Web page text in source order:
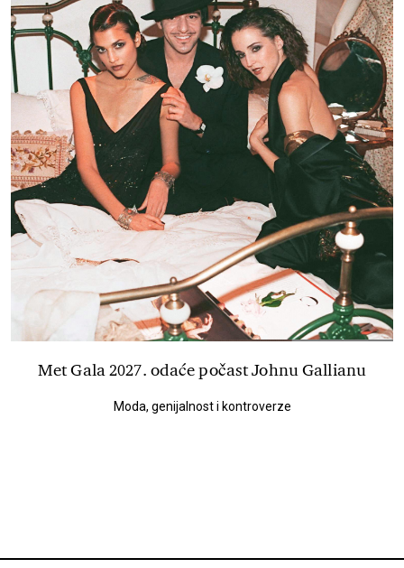
Met Gala 2027. odaće počast Johnu Gallianu
Moda, genijalnost i kontroverze